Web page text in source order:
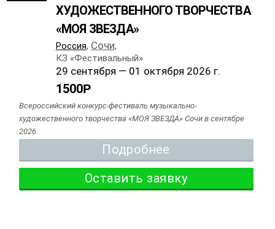
ХУДОЖЕСТВЕННОГО ТВОРЧЕСТВА
«МОЯ ЗВЕЗДА»
Россия, Сочи,
КЗ «Фестивальный»
29 сентября — 01 октября 2026 г.
1500Р
Всероссийский конкурс-фестиваль музыкально-
художественного творчества «МОЯ ЗВЕЗДА» Сочи в сентябре
2026
Подробнее
Оставить заявку